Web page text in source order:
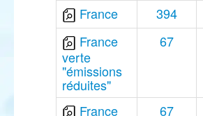
France 394
France
verte
"émissions
réduites"
67
France
67